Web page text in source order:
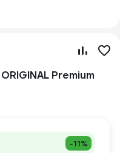
Premium
-11%